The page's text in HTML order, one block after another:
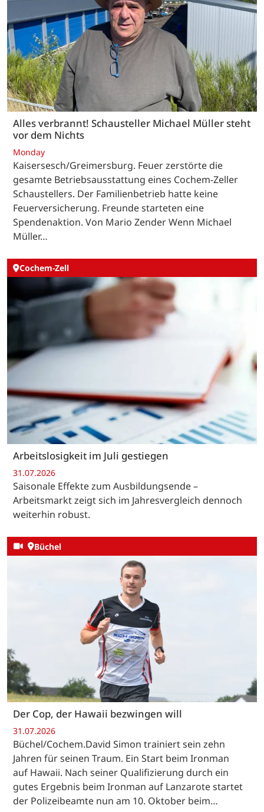
Alles verbrannt! Schausteller Michael Müller steht
vor dem Nichts
Monday
Kaisersesch/Greimersburg. Feuer zerstörte die
gesamte Betriebsausstattung eines Cochem-Zeller
Schaustellers. Der Familienbetrieb hatte keine
Feuerversicherung. Freunde starteten eine
Spendenaktion. Von Mario Zender Wenn Michael
Müller…
Cochem-Zell
Arbeitslosigkeit im Juli gestiegen
31.07.2026
Saisonale Effekte zum Ausbildungsende –
Arbeitsmarkt zeigt sich im Jahresvergleich dennoch
weiterhin robust.
Büchel
Der Cop, der Hawaii bezwingen will
31.07.2026
Büchel/Cochem.David Simon trainiert sein zehn
Jahren für seinen Traum. Ein Start beim Ironman
auf Hawaii. Nach seiner Qualifizierung durch ein
gutes Ergebnis beim Ironman auf Lanzarote startet
der Polizeibeamte nun am 10. Oktober beim…